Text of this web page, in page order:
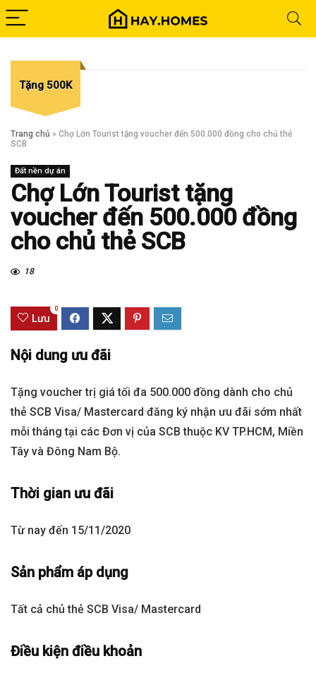
Tặng 500K
Trang chủ » Chợ Lớn Tourist tặng voucher đến 500.000 đồng cho chủ thẻ
SCB
Đất nền dự án
Chợ Lớn Tourist tặng
voucher đến 500.000 đồng
cho chủ thẻ SCB
18
Lưu
0
Nội dung ưu đãi
Tặng voucher trị giá tối đa 500.000 đồng dành cho chủ
thẻ SCB Visa/ Mastercard đăng ký nhận ưu đãi sớm nhất
mỗi tháng tại các Đơn vị của SCB thuộc KV TP.HCM, Miền
Tây và Đông Nam Bộ.
Thời gian ưu đãi
Từ nay đến 15/11/2020
Sản phẩm áp dụng
Tất cả chủ thẻ SCB Visa/ Mastercard
Điều kiện điều khoản